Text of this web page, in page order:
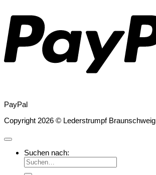
PayPal
Copyright 2026 © Lederstrumpf Braunschweig
Suchen nach: